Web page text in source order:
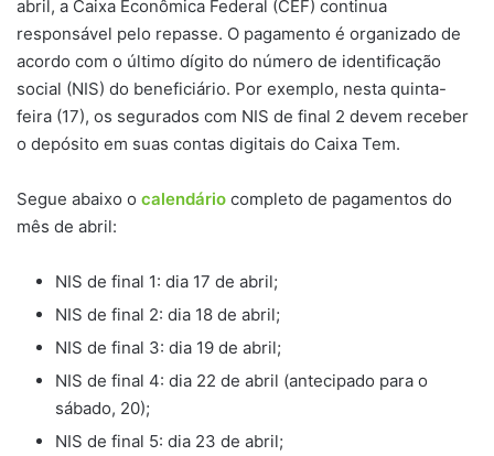
abril, a Caixa Econômica Federal (CEF) continua
responsável pelo repasse. O pagamento é organizado de
acordo com o último dígito do número de identificação
social (NIS) do beneficiário. Por exemplo, nesta quinta-
feira (17), os segurados com NIS de final 2 devem receber
o depósito em suas contas digitais do Caixa Tem.
Segue abaixo o calendário completo de pagamentos do
mês de abril:
NIS de final 1: dia 17 de abril;
NIS de final 2: dia 18 de abril;
NIS de final 3: dia 19 de abril;
NIS de final 4: dia 22 de abril (antecipado para o
sábado, 20);
NIS de final 5: dia 23 de abril;